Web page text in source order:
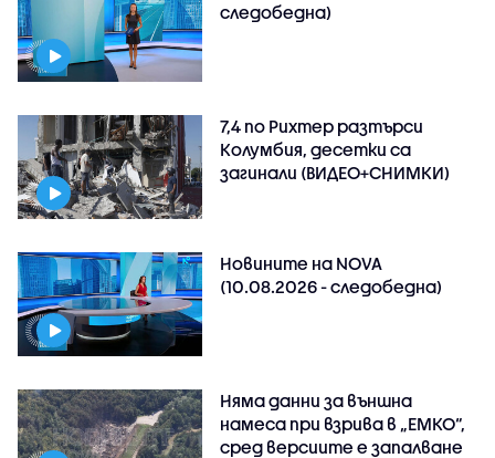
следобедна)
7,4 по Рихтер разтърси
Колумбия, десетки са
загинали (ВИДЕО+СНИМКИ)
Новините на NOVA
(10.08.2026 - следобедна)
Няма данни за външна
намеса при взрива в „ЕМКО“,
сред версиите е запалване